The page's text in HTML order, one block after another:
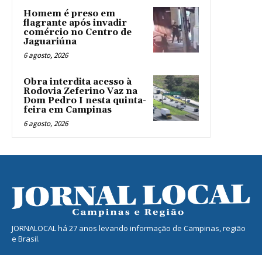
Homem é preso em
flagrante após invadir
comércio no Centro de
Jaguariúna
6 agosto, 2026
Obra interdita acesso à
Rodovia Zeferino Vaz na
Dom Pedro I nesta quinta-
feira em Campinas
6 agosto, 2026
JORNALOCAL há 27 anos levando informação de Campinas, região
e Brasil.